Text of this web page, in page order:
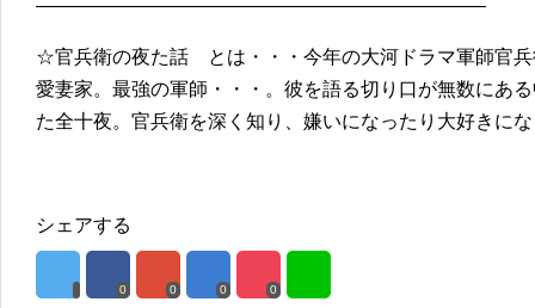
———————————————————————–
☆官兵衛の夜た話 とは・・・今年の大河ドラマ軍師官
愛妻家。最強の軍師・・・。彼を語る切り口が無数にあ
た全十夜。官兵衛を深く知り、嫌いになったり大好きに
シェアする
0 0 0 0